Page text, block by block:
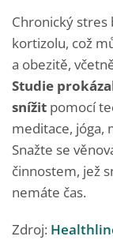
Chronický stres
kortizolu, což
a obezitě,
Studie
snížit pomocí
meditace, jóga,
Snažte se
činnostem, jež
nemáte čas.
Zdroj: